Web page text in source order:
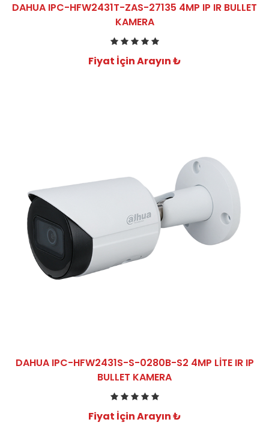
DAHUA IPC-HFW2431T-ZAS-27135 4MP IP IR BULLET
KAMERA
Fiyat İçin Arayın ₺
DAHUA IPC-HFW2431S-S-0280B-S2 4MP LITE IR IP
BULLET KAMERA
Fiyat İçin Arayın ₺